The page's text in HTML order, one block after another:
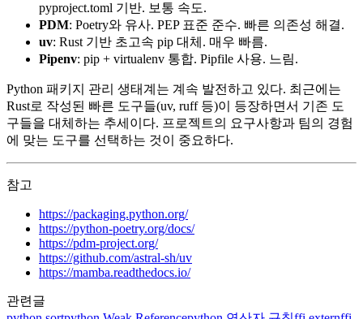
pyproject.toml 기반. 보통 속도.
PDM: Poetry와 유사. PEP 표준 준수. 빠른 의존성 해결.
uv: Rust 기반 초고속 pip 대체. 매우 빠름.
Pipenv: pip + virtualenv 통합. Pipfile 사용. 느림.
Python 패키지 관리 생태계는 계속 발전하고 있다. 최근에는
Rust로 작성된 빠른 도구들(uv, ruff 등)이 등장하면서 기존 도
구들을 대체하는 추세이다. 프로젝트의 요구사항과 팀의 경험
에 맞는 도구를 선택하는 것이 중요하다.
참고
https://packaging.python.org/
https://python-poetry.org/docs/
https://pdm-project.org/
https://github.com/astral-sh/uv
https://mamba.readthedocs.io/
관련글